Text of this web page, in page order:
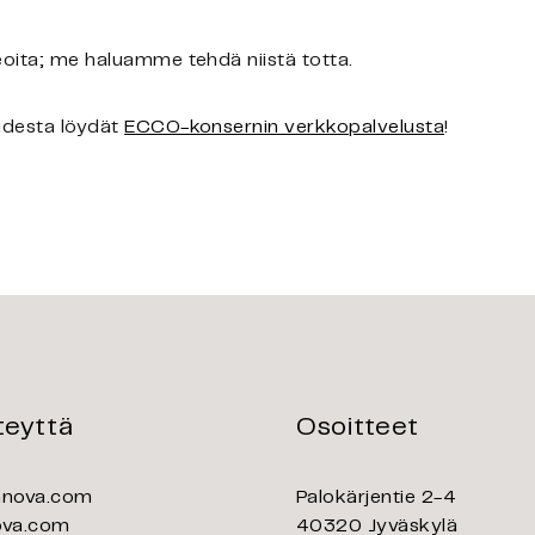
me haluamme tehdä niistä totta.
löydät ECCO-konsernin verkkopalvelusta!
Osoitteet
Palokärjentie 2-4
40320 Jyväskylä